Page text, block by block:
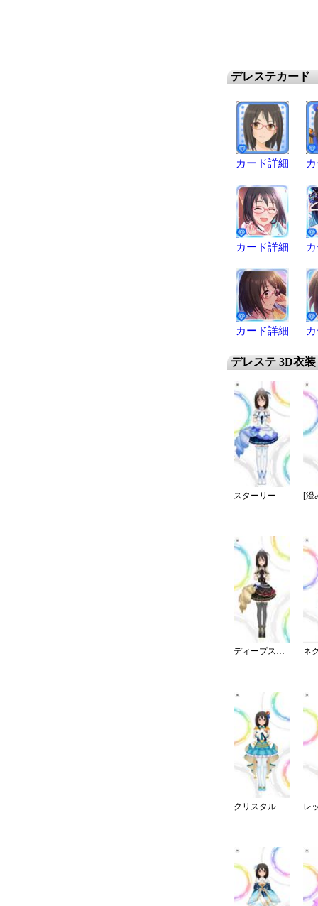
デレステカード
カード詳細
カード詳細
カード詳細
デレステ 3D衣装